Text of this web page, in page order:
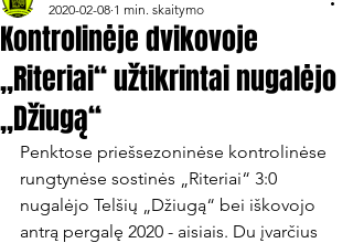
Kontrolinėje dvikovoje
„Riteriai“ užtikrintai nugalėjo
„Džiugą“
2020-02-08 1 min. skaitymo
Penktose priešsezoninėse kontrolinėse
rungtynėse sostinės „Riteriai“ 3:0
nugalėjo Telšių „Džiugą“ bei iškovojo
antrą pergalę 2020 - aisiais. Du įvarčius